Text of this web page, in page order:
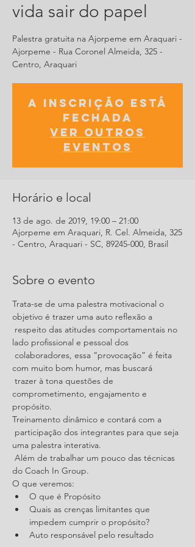
vida sair do papel
Palestra gratuita na Ajorpeme em Araquari -
Ajorpeme - Rua Coronel Almeida, 325 -
Centro, Araquari
A inscrição está
fechada
Ver outros
eventos
Horário e local
13 de ago. de 2019, 19:00 – 21:00
Ajorpeme em Araquari, R. Cel. Almeida, 325
- Centro, Araquari - SC, 89245-000, Brasil
Sobre o evento
Trata-se de uma palestra motivacional o
objetivo é trazer uma auto reflexão a
lado profissional e pessoal dos
com muito bom humor, mas buscará
comprometimento, engajamento e
propósito.
Treinamento dinâmico e contará com a
uma palestra interativa.
do Coach In Group.
O que veremos:
Quais as crenças limitantes que